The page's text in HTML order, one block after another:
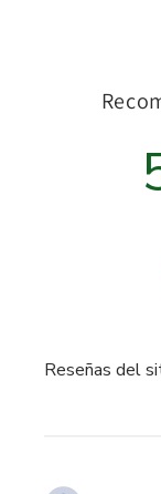
Reseñas del